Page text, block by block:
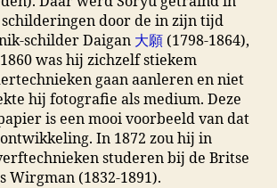
door de in zijn tijd
schilder Daigan 大願 (1798-1864),
was hij zichzelf stiekem
gaan aanleren en niet
hij fotografie als medium. Deze
is een mooi voorbeeld van dat
In 1872 zou hij in
studeren bij de Britse
Wirgman (1832-1891).